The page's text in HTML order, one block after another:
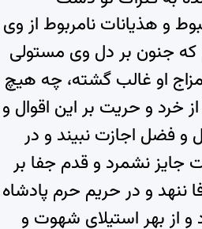
و هذیانات نامربوط از وی
که جنون بر دل وی مستولی
او غالب گشته، چه هیچ
و حریت بر این اقوال و
و فضل اجازت نبیند و در
جایز نشمرد و قدم جفا بر
ننهد و در حریم حرم پادشاه
و از بهر استیلای شهوت و